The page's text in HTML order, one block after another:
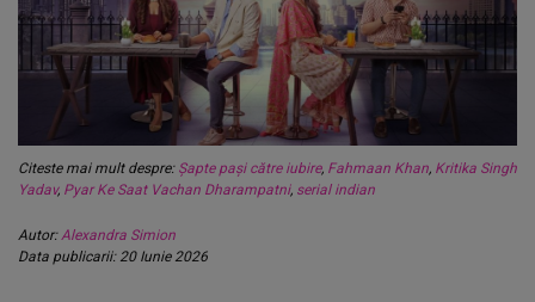
Citeste mai mult despre: Șapte pași către iubire, Fahmaan Khan, Kritika Singh
Yadav, Pyar Ke Saat Vachan Dharampatni, serial indian
Autor:Alexandra Simion
Data publicarii: 20 Iunie 2026